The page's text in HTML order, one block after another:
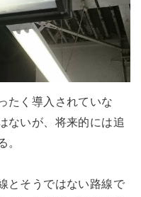
たく導入されていな
ないが、将来的には追
。
とそうではない路線で